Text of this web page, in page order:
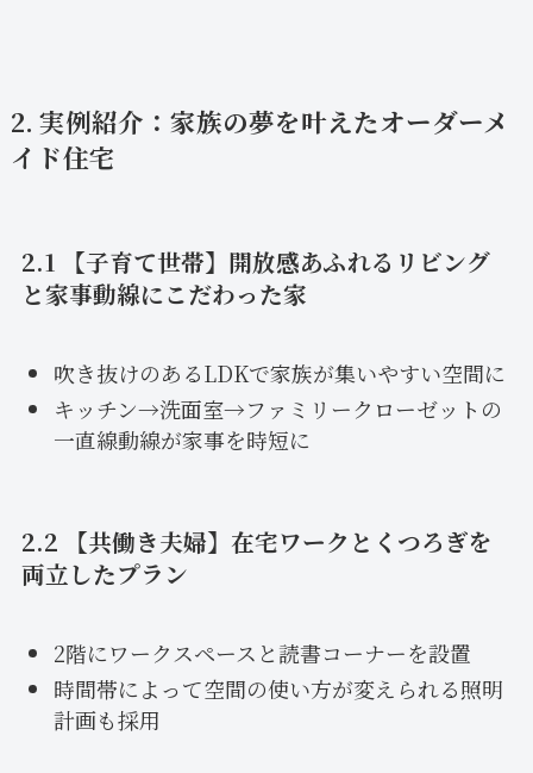
2. 実例紹介：家族の夢を叶えたオーダーメ
イド住宅
2.1 【子育て世帯】開放感あふれるリビング
と家事動線にこだわった家
吹き抜けのあるLDKで家族が集いやすい空間に
キッチン→洗面室→ファミリークローゼットの
一直線動線が家事を時短に
2.2 【共働き夫婦】在宅ワークとくつろぎを
両立したプラン
2階にワークスペースと読書コーナーを設置
時間帯によって空間の使い方が変えられる照明
計画も採用